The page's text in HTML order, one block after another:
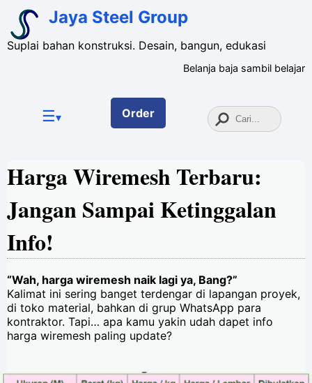
Jaya Steel Group
Suplai bahan konstruksi. Desain, bangun, edukasi
Belanja baja sambil belajar
☰▾ Order
Harga Wiremesh Terbaru:
Jangan Sampai Ketinggalan
Info!
“Wah, harga wiremesh naik lagi ya, Bang?”
Kalimat ini sering banget terdengar di lapangan proyek,
di toko material, bahkan di grup WhatsApp para
kontraktor. Tapi… apa kamu yakin udah dapet info
harga wiremesh paling update?